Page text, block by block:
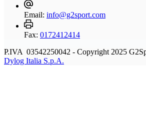
Email: info@g2sport.com
Fax: 0172412414
P.IVA 03542250042 - Copyright 2025
Dylog Italia S.p.A.